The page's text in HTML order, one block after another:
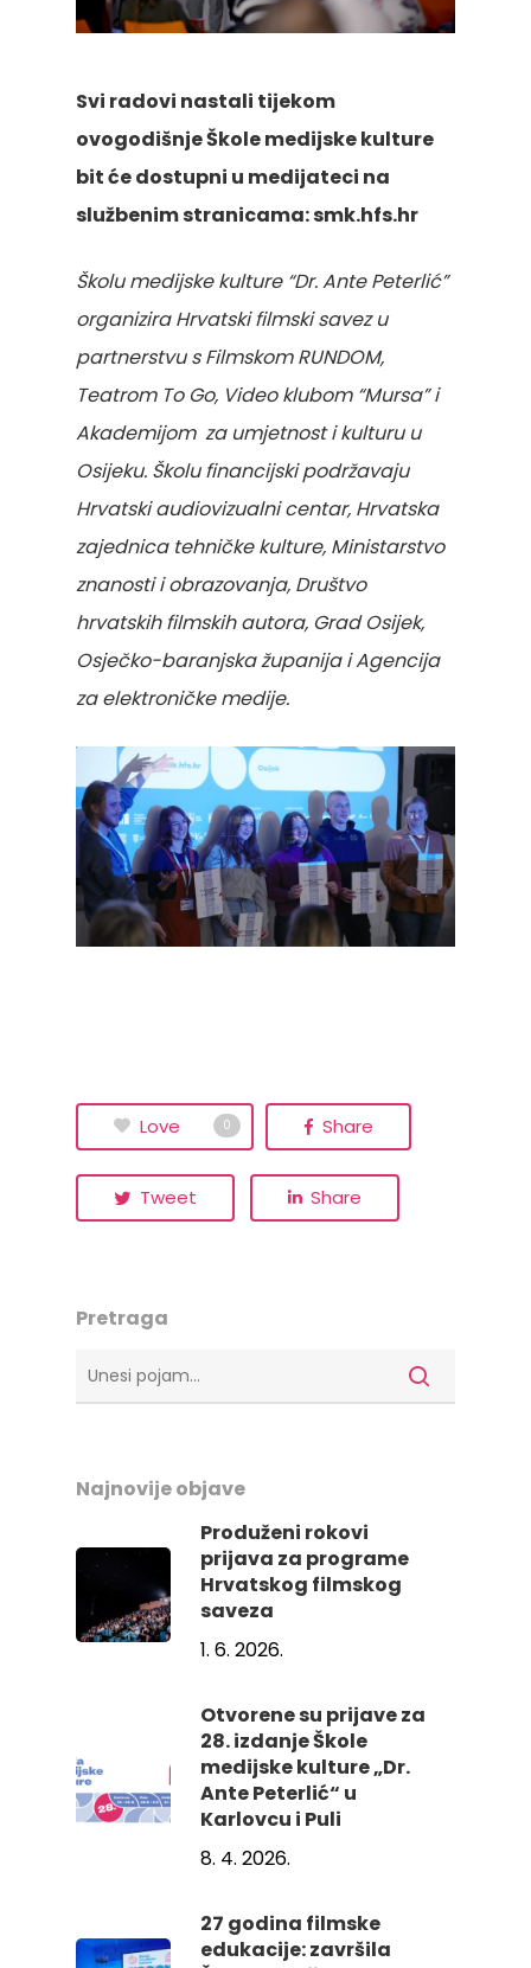
Svi radovi nastali tijekom
ovogodišnje Škole medijske kulture
bit će dostupni u medijateci na
službenim stranicama: smk.hfs.hr
Školu medijske kulture “Dr. Ante Peterlić”
organizira Hrvatski filmski savez u
partnerstvu s Filmskom RUNDOM,
Teatrom To Go, Video klubom “Mursa” i
Akademijom za umjetnost i kulturu u
Osijeku. Školu financijski podržavaju
Hrvatski audiovizualni centar, Hrvatska
zajednica tehničke kulture, Ministarstvo
znanosti i obrazovanja, Društvo
hrvatskih filmskih autora, Grad Osijek,
Osječko-baranjska županija i Agencija
za elektroničke medije.
Love 0 Share
Tweet Share
Pretraga
Najnovije objave
Produženi rokovi
prijava za programe
Hrvatskog filmskog
saveza
1. 6. 2026.
Otvorene su prijave za
28. izdanje Škole
medijske kulture „Dr.
Ante Peterlić“ u
Karlovcu i Puli
8. 4. 2026.
27 godina filmske
edukacije: završila
O Školi
Karlovac
Informacije
Programi
Raspored
Pula
Informacije
Medijateka
Filmovi s radioničkih
programa
Foto galerija
Radio u boji
Hrvatski
savez
Tuškanac 1
10 000 Zagreb